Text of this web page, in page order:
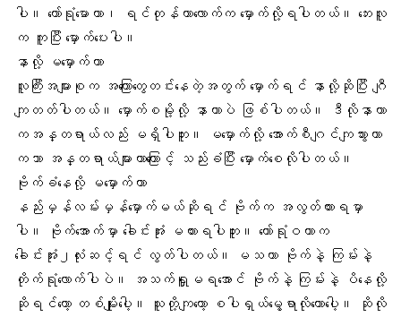
ပါ။ တော်ရုံမောတာ၊ ရင်တုန်တာလောက်က မှောက်လို့ရပါတယ်။ ဘေးလူ
က ကူပြီး မှောက်ပေးပါ။
နာလို့ မမှောက်တာ
လူကြီးအများစုက အကြောတွေတင်းနေတဲ့အတွက် မှောက်ရင် နာလို့ဆိုပြီး ဂျီ
ကျတတ်ပါတယ်။ မှောက်စမို့လို့ နာတာပဲ ဖြစ်ပါတယ်။ ဒီလိုနာတာ
ကအန္တရာယ်လည်း မရှိပါဘူး။ မမှောက်လို့ အောက်စီဂျင်ကျသွားတာ
ကသာ အန္တရာယ်များတာကြောင့် သည်းခံပြီး မှောက်စေလိုပါတယ်။
ဗိုက်ခံနေလို့ မမှောက်တာ
နည်းမှန်လမ်းမှန်မှောက်မယ်ဆိုရင် ဗိုက်က အလွတ်ထားရမှာ
ပါ။ ဗိုက်အောက်မှာ ခေါင်းအုံး မထားရပါဘူး။ တော်ရုံဝတာက
ခေါင်းအုံး၂လုံးဆင့်ရင် လွတ်ပါတယ်။ မသကာ ဗိုက်နဲ့ ကြမ်းနဲ့
တိုက်ရုံလောက်ပါပဲ။ အသက်ရှူမရအောင် ဗိုက်နဲ့ ကြမ်းနဲ့ ပိနေလို့
ဆိုရင်တော့ တစ်မျိုးပေါ့။ သူတို့ကျတော့ စပါရှယ်မွေ့ရာလိုတောပေါ့။ ဆိုလို